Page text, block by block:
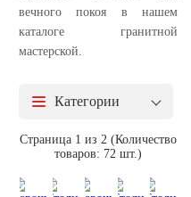
вечного покоя в нашем
каталоге гранитной
мастерской.
Категории
Страница 1 из 2 (Количество
товаров: 72 шт.)